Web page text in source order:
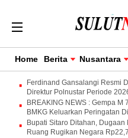
Home Berita Nusantara
Ferdinand Gansalangi Resmi
Direktur Polnustar Periode
BREAKING NEWS : Gempa M
BMKG Keluarkan Peringatan
Bupati Sitaro Ditahan,
Ruang Rugikan Negara